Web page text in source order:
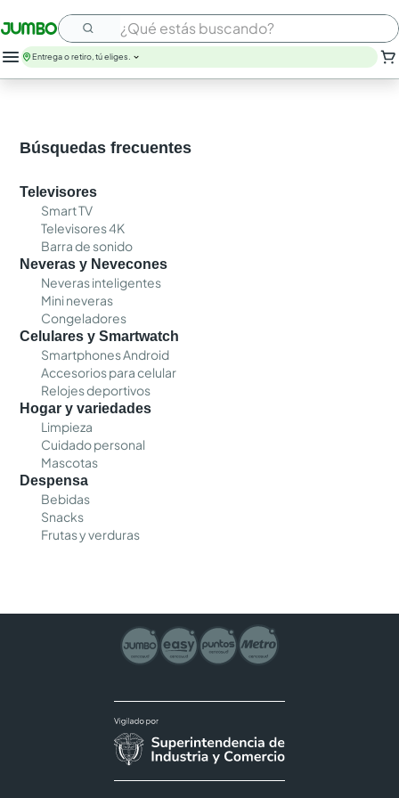
¿Qué estás buscando?
nutribela
galletas
aceite
queso
pollo
Entrega o retiro, tú eliges.
Búsquedas frecuentes
Televisores
Smart TV
Televisores 4K
Barra de sonido
Neveras y Nevecones
Neveras inteligentes
Mini neveras
Congeladores
Celulares y Smartwatch
Smartphones Android
Accesorios para celular
Relojes deportivos
Hogar y variedades
Limpieza
Cuidado personal
Mascotas
Despensa
Bebidas
Snacks
Frutas y verduras